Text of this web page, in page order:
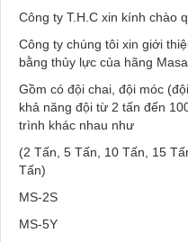
Công ty T.H.C xin kính chào
Công ty chúng tôi xin giới
bằng thủy lực của hãng
Gồm có đội chai, đội móc
khả năng đội từ 2 tấn đến
trình khác nhau như
(2 Tấn, 5 Tấn, 10 Tấn, 15
Tấn)
MS-2S
MS-5Y